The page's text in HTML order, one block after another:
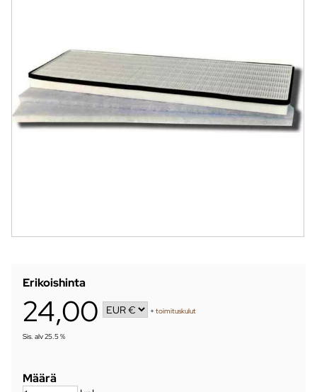
Erikoishinta
24,00 +toimituskulut
Sis. alv 25.5 %
Määrä